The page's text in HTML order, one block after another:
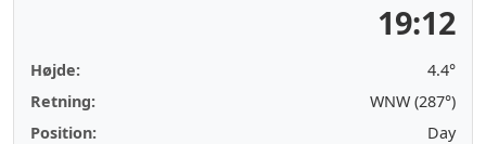
19:12
Højde:
4.4°
Retning:
WNW (287°)
Position:
Day